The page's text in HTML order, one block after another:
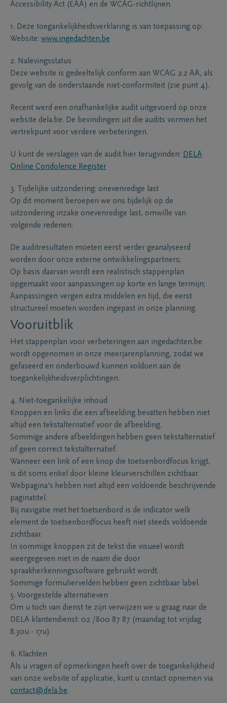
Accessibility Act (EAA) en de WCAG-richtlijnen.
1. Deze toegankelijkheidsverklaring is van toepassing op:
Website: www.ingedachten.be
2. Nalevingsstatus
Deze website is gedeeltelijk conform aan WCAG 2.2 AA, als
gevolg van de onderstaande niet-conformiteit (zie punt 4).
Recent werd een onafhankelijke audit uitgevoerd op onze
website dela.be. De bevindingen uit die audits vormen het
vertrekpunt voor verdere verbeteringen.
U kunt de verslagen van de audit hier terugvinden: DELA
Online Condolence Register
3. Tijdelijke uitzondering: onevenredige last
Op dit moment beroepen we ons tijdelijk op de
uitzondering inzake onevenredige last, omwille van
volgende redenen:
De auditresultaten moeten eerst verder geanalyseerd
worden door onze externe ontwikkelingspartners;
Op basis daarvan wordt een realistisch stappenplan
opgemaakt voor aanpassingen op korte en lange termijn;
Aanpassingen vergen extra middelen en tijd, die eerst
structureel moeten worden ingepast in onze planning.
Vooruitblik
Het stappenplan voor verbeteringen aan ingedachten.be
wordt opgenomen in onze meerjarenplanning, zodat we
gefaseerd en onderbouwd kunnen voldoen aan de
toegankelijkheidsverplichtingen.
4. Niet-toegankelijke inhoud
Knoppen en links die een afbeelding bevatten hebben niet
altijd een tekstalternatief voor de afbeelding.
Sommige andere afbeeldingen hebben geen tekstalternatief
of geen correct tekstalternatief.
Wanneer een link of een knop die toetsenbordfocus krijgt,
is dit soms enkel door kleine kleurverschillen zichtbaar.
Webpagina's hebben niet altijd een voldoende beschrijvende
paginatitel.
Bij navigatie met het toetsenbord is de indicator welk
element de toetsenbordfocus heeft niet steeds voldoende
zichtbaar.
In sommige knoppen zit de tekst die visueel wordt
weergegeven niet in de naam die door
spraakherkenningssoftware gebruikt wordt.
Sommige formuliervelden hebben geen zichtbaar label.
5. Voorgestelde alternatieven
Om u toch van dienst te zijn verwijzen we u graag naar de
DELA klantendienst: 02 /800 87 87 (maandag tot vrijdag
8.30u - 17u).
6. Klachten
Als u vragen of opmerkingen heeft over de toegankelijkheid
van onze website of applicatie, kunt u contact opnemen via
contact@dela.be.